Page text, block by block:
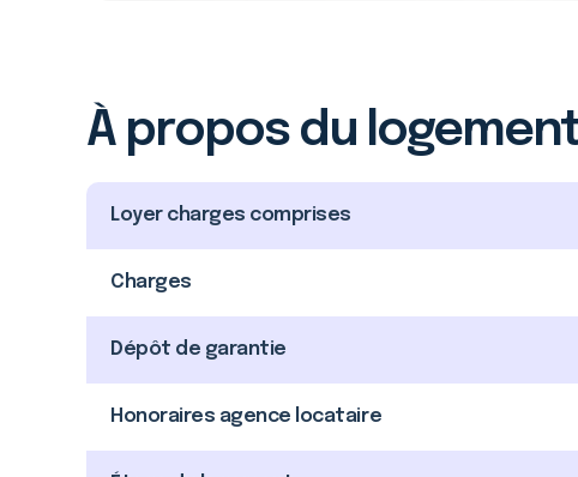
À propos du
Loyer charges comprises
Charges
Dépôt de garantie
Honoraires agence locataire